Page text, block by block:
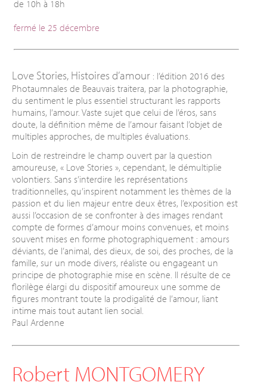
de 10h à 18h
fermé le 25 décembre
Love Stories, Histoires d’amour : l’édition 2016 des
Photaumnales de Beauvais traitera, par la photographie,
du sentiment le plus essentiel structurant les rapports
humains, l’amour. Vaste sujet que celui de l’éros, sans
doute, la définition même de l’amour faisant l’objet de
multiples approches, de multiples évaluations.
Loin de restreindre le champ ouvert par la question
amoureuse, « Love Stories », cependant, le démultiplie
volontiers. Sans s’interdire les représentations
traditionnelles, qu’inspirent notamment les thèmes de la
passion et du lien majeur entre deux êtres, l’exposition est
aussi l’occasion de se confronter à des images rendant
compte de formes d’amour moins convenues, et moins
souvent mises en forme photographiquement : amours
déviants, de l’animal, des dieux, de soi, des proches, de la
famille, sur un mode divers, réaliste ou engageant un
principe de photographie mise en scène. Il résulte de ce
florilège élargi du dispositif amoureux une somme de
figures montrant toute la prodigalité de l’amour, liant
intime mais tout autant lien social.
Paul Ardenne
Robert MONTGOMERY